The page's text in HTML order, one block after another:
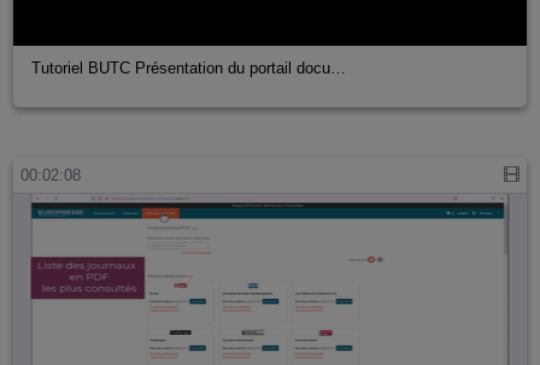
Tutoriel BUTC Présentation du portail docu…
00:02:08